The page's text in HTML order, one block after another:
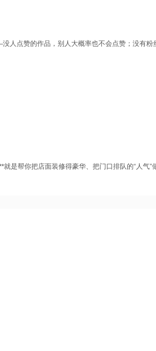
人点赞的作品，别人大概率也不会点赞；没有粉
是帮你把店面装修得豪华、把门口排队的“人气”